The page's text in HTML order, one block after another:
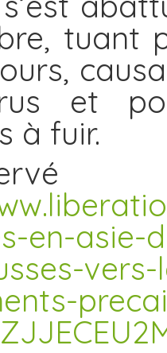
tuant
et
à fuir.
en-asie-